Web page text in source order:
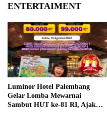
ENTERTAIMENT
Luminor Hotel Palembang
Gelar Lomba Mewarnai
Sambut HUT ke-81 RI, Ajak